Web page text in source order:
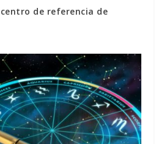
de referencia de